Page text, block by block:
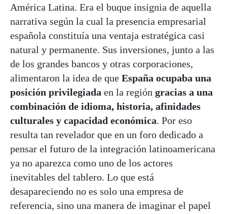
América Latina. Era el buque insignia de aquella
narrativa según la cual la presencia empresarial
española constituía una ventaja estratégica casi
natural y permanente. Sus inversiones, junto a las
de los grandes bancos y otras corporaciones,
alimentaron la idea de que España ocupaba una
posición privilegiada en la región gracias a una
combinación de idioma, historia, afinidades
culturales y capacidad económica. Por eso
resulta tan revelador que en un foro dedicado a
pensar el futuro de la integración latinoamericana
ya no aparezca como uno de los actores
inevitables del tablero. Lo que está
desapareciendo no es solo una empresa de
referencia, sino una manera de imaginar el papel